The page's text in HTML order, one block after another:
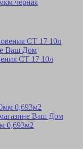
черная
CT 17 10л
0,693м2